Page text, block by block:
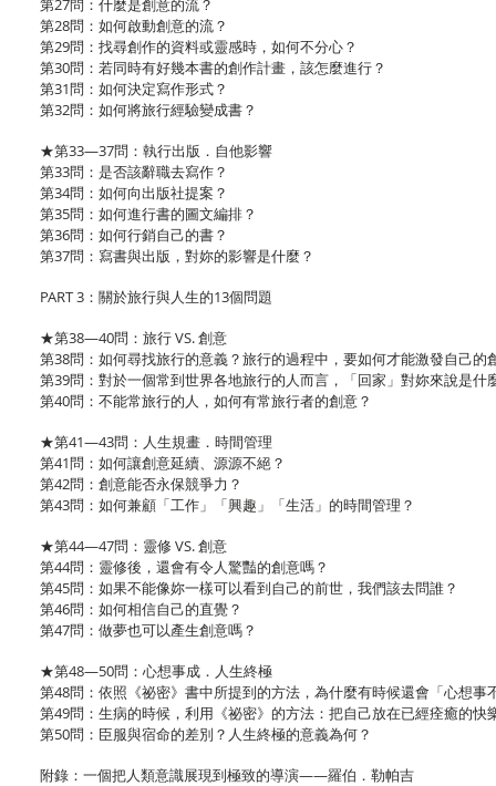
第27問：什麼是創意的流？
第28問：如何啟動創意的流？
第29問：找尋創作的資料或靈感時，如何不分心？
第30問：若同時有好幾本書的創作計畫，該怎麼進行？
第31問：如何決定寫作形式？
第32問：如何將旅行經驗變成書？
★第33—37問：執行出版．自他影響
第33問：是否該辭職去寫作？
第34問：如何向出版社提案？
第35問：如何進行書的圖文編排？
第36問：如何行銷自己的書？
第37問：寫書與出版，對妳的影響是什麼？
PART 3：關於旅行與人生的13個問題
★第38—40問：旅行 VS. 創意
第38問：如何尋找旅行的意義？旅行的過程中，要如何才能激發自己的
第39問：對於一個常到世界各地旅行的人而言，「回家」對妳來說是什
第40問：不能常旅行的人，如何有常旅行者的創意？
★第41—43問：人生規畫．時間管理
第41問：如何讓創意延續、源源不絕？
第42問：創意能否永保競爭力？
第43問：如何兼顧「工作」「興趣」「生活」的時間管理？
★第44—47問：靈修 VS. 創意
第44問：靈修後，還會有令人驚豔的創意嗎？
第45問：如果不能像妳一樣可以看到自己的前世，我們該去問誰？
第46問：如何相信自己的直覺？
第47問：做夢也可以產生創意嗎？
★第48—50問：心想事成．人生終極
第48問：依照《祕密》書中所提到的方法，為什麼有時候還會「心想事
第49問：生病的時候，利用《祕密》的方法：把自己放在已經痊癒的快
第50問：臣服與宿命的差別？人生終極的意義為何？
附錄：一個把人類意識展現到極致的導演——羅伯．勒帕吉